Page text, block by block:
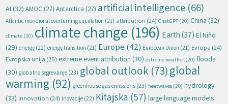
AI (32) AMOC (27) Antarctica (27) artificial intelligence (66)
Atlantic meridional overturning circulation (21) attribution (24) ChatGPT (20) China (32)
climate (20) climate change (196) Earth (37) El Niño
(29) energy (22) energy transition (21) Europe (42) European Union (21) Evropa (24)
Evropska unija (25) extreme event attribution (30) extreme weather (20) floods
(30) globalno segrevanje (23) global outlook (73)global
warming (92) greenhouse gas emissions (23) heatwaves (20) hydrology
(33) innovation (24) inovacije (22) Kitajska (57) large language models